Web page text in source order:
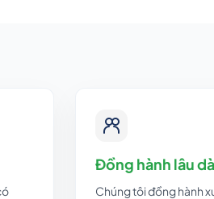
Đồng hành lâu
Chúng tôi đồng hành